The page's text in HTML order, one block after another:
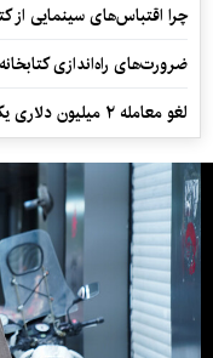
چرا اقتباس‌های سینمایی از
ضرورت‌های راه‌اندازی
لغو معامله ۲ میلیون دلاری یک رمان جنایی